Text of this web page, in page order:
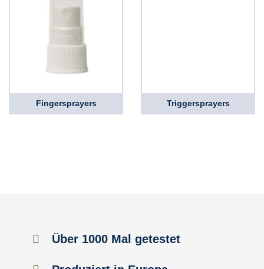
Fingersprayers Triggersprayers
Über 1000 Mal getestet